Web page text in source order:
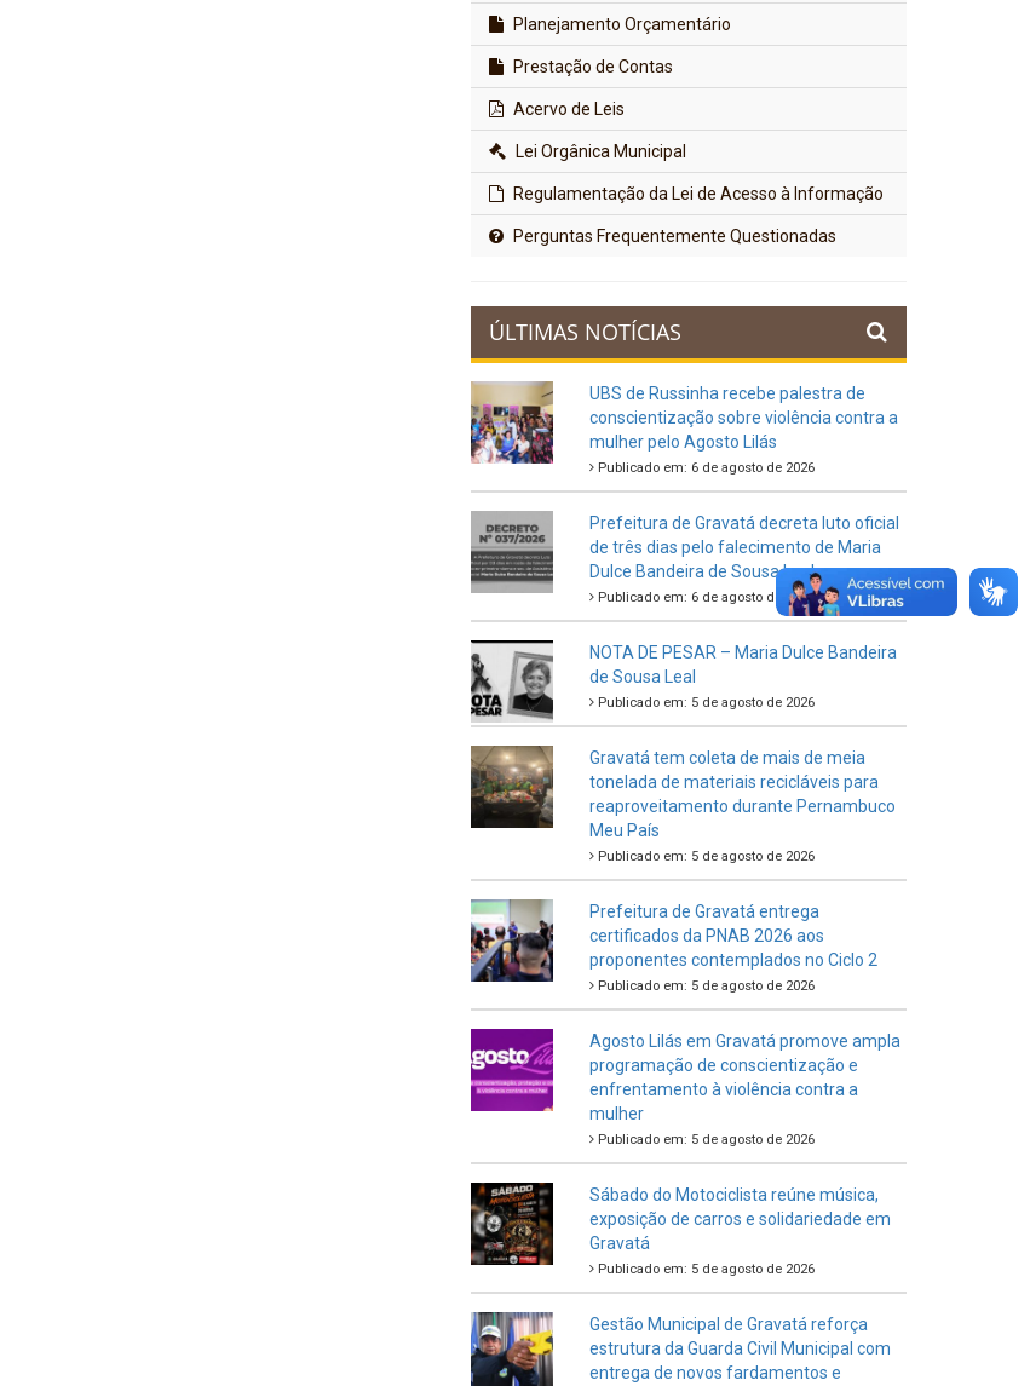
Planejamento Orçamentário
Prestação de Contas
Acervo de Leis
Lei Orgânica Municipal
Regulamentação da Lei de Acesso à Informação
Perguntas Frequentemente Questionadas
ÚLTIMAS NOTÍCIAS
UBS de Russinha recebe palestra de
conscientização sobre violência contra a
mulher pelo Agosto Lilás
Publicado em: 6 de agosto de 2026
Prefeitura de Gravatá decreta luto oficial
de três dias pelo falecimento de Maria
Dulce Bandeira de Sousa Leal
Publicado em: 6 de agosto de 2026
NOTA DE PESAR – Maria Dulce Bandeira
de Sousa Leal
Publicado em: 5 de agosto de 2026
Gravatá tem coleta de mais de meia
tonelada de materiais recicláveis para
reaproveitamento durante Pernambuco
Meu País
Publicado em: 5 de agosto de 2026
Prefeitura de Gravatá entrega
certificados da PNAB 2026 aos
proponentes contemplados no Ciclo 2
Publicado em: 5 de agosto de 2026
Agosto Lilás em Gravatá promove ampla
programação de conscientização e
enfrentamento à violência contra a
mulher
Publicado em: 5 de agosto de 2026
Sábado do Motociclista reúne música,
exposição de carros e solidariedade em
Gravatá
Publicado em: 5 de agosto de 2026
Gestão Municipal de Gravatá reforça
estrutura da Guarda Civil Municipal com
entrega de novos fardamentos e